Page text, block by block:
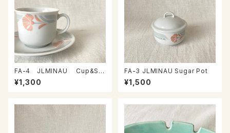
FA-4 JLMINAU Cup&Sa
ucer
¥1,300
FA-3 JLMINAU Sugar Pot
¥1,500